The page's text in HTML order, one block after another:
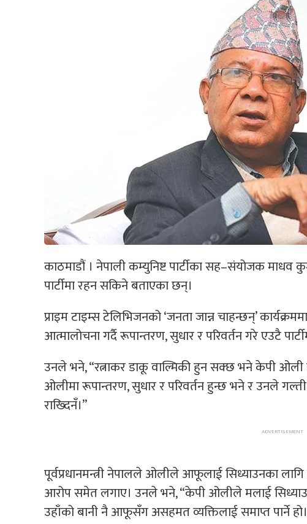
काठमाडौं । नेपाली कम्युनिष्ट पार्टीका सह–संयोजक
पार्टीमा रहन सकिने बताएका छन्।
प्राइम टाइम्स टेलिभिजनको ‘जनता जान्न चाहन्छन्’
आत्मालोचना गर्दै रूपान्तरण, सुधार र परिवर्तन गरे एउटै
उनले भने, “रत्नाकर डाकू वाल्मिकी हुन सक्छ भने केपी ओली
ओलीमा रूपान्तरण, सुधार र परिवर्तन हुन्छ भने र उनले
राख्दिनँ।”
पूर्वप्रधानमन्त्री नेपालले ओलीले आफूलाई सिध्याउनका
आरोप समेत लगाए। उनले भने, “केपी ओलीले मलाई
उहाँको बानी नै आफूसँग असहमत व्यक्तिलाई समाप्त पार्ने